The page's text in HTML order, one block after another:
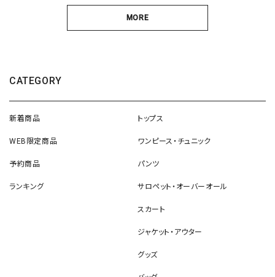
MORE
CATEGORY
新着商品
WEB限定商品
予約商品
ランキング
トップス
ワンピース・チュニック
パンツ
サロペット・オーバーオール
スカート
ジャケット・アウター
グッズ